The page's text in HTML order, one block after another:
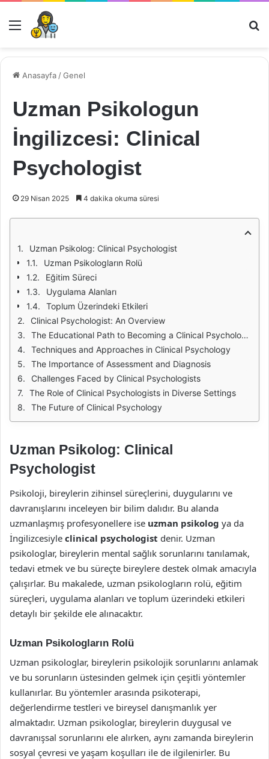
Menü
Anasayfa /Genel
Uzman Psikologun
İngilizcesi: Clinical
Psychologist
29 Nisan 2025 4 dakika okuma süresi
Uzman Psikolog: Clinical Psychologist
Uzman Psikologların Rolü
Eğitim Süreci
Uygulama Alanları
Toplum Üzerindeki Etkileri
Clinical Psychologist: An Overview
The Educational Path to Becoming a Clinical Psychologist
Techniques and Approaches in Clinical Psychology
The Importance of Assessment and Diagnosis
Challenges Faced by Clinical Psychologists
The Role of Clinical Psychologists in Diverse Settings
The Future of Clinical Psychology
Uzman Psikolog: Clinical
Psychologist
Psikoloji, bireylerin zihinsel süreçlerini, duygularını ve
davranışlarını inceleyen bir bilim dalıdır. Bu alanda
uzmanlaşmış profesyonellere ise uzman psikolog ya da
İngilizcesiyle clinical psychologist denir. Uzman
psikologlar, bireylerin mental sağlık sorunlarını tanılamak,
tedavi etmek ve bu süreçte bireylere destek olmak amacıyla
çalışırlar. Bu makalede, uzman psikologların rolü, eğitim
süreçleri, uygulama alanları ve toplum üzerindeki etkileri
detaylı bir şekilde ele alınacaktır.
Uzman Psikologların Rolü
Uzman psikologlar, bireylerin psikolojik sorunlarını anlamak
ve bu sorunların üstesinden gelmek için çeşitli yöntemler
kullanırlar. Bu yöntemler arasında psikoterapi,
değerlendirme testleri ve bireysel danışmanlık yer
almaktadır. Uzman psikologlar, bireylerin duygusal ve
davranışsal sorunlarını ele alırken, aynı zamanda bireylerin
sosyal çevresi ve yaşam koşulları ile de ilgilenirler. Bu